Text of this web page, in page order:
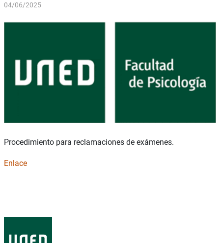
04/06/2025
Procedimiento para reclamaciones de exámenes.
Enlace